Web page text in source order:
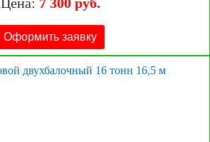
Оформить заявку